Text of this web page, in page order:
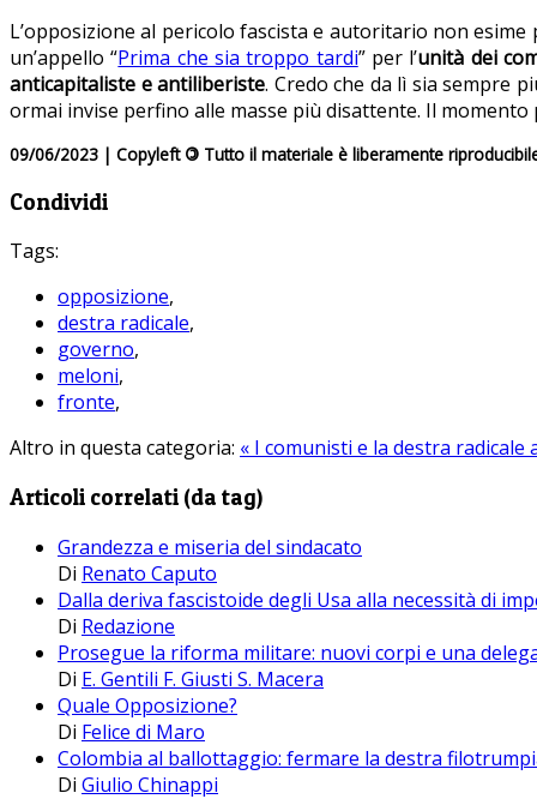
L’opposizione al pericolo fascista e autoritario non
un’appello “Prima che sia troppo tardi” per l’unità dei
anticapitaliste e antiliberiste. Credo che da lì sia sempre
ormai invise perfino alle masse più disattente. Il
09/06/2023 | Copyleft © Tutto il materiale è liberamente
Condividi
Tags:
opposizione,
destra radicale,
governo,
meloni,
fronte,
Altro in questa categoria: « I comunisti e la destra
Articoli correlati (da tag)
Grandezza e miseria del sindacato
Di Renato Caputo
Dalla deriva fascistoide degli Usa alla necessità di
Di Redazione
Prosegue la riforma militare: nuovi corpi e una
Di E. Gentili F. Giusti S. Macera
Quale Opposizione?
Di Felice di Maro
Colombia al ballottaggio: fermare la destra
Di Giulio Chinappi